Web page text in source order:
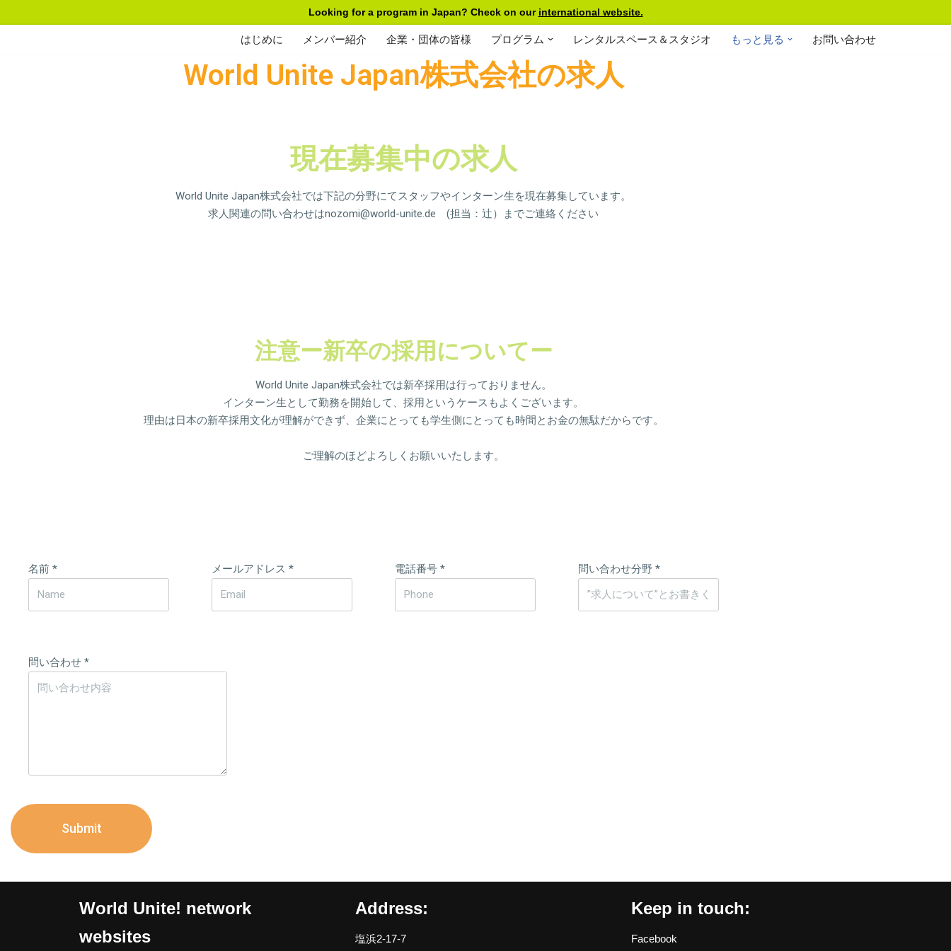
Looking for a program in Japan? Check on our international website.
はじめに メンバー紹介 企業・団体の皆様 プログラム レンタルスペース＆スタジオ もっと見る お問い合わせ
World Unite Japan株式会社の求人
現在募集中の求人
World Unite Japan株式会社では下記の分野にてスタッフやインターン生を現在募集しています。
求人関連の問い合わせはnozomi@world-unite.de (担当：辻）までご連絡ください
注意ー新卒の採用についてー
World Unite Japan株式会社では新卒採用は行っておりません。
インターン生として勤務を開始して、採用というケースもよくございます。
理由は日本の新卒採用文化が理解ができず、企業にとっても学生側にとっても時間とお金の無駄だからです。
ご理解のほどよろしくお願いいたします。
名前 * メールアドレス * 電話番号 * 問い合わせ分野 *
問い合わせ *
Submit
World Unite! network
websites
Address:
塩浜2-17-7
Keep in touch:
Facebook